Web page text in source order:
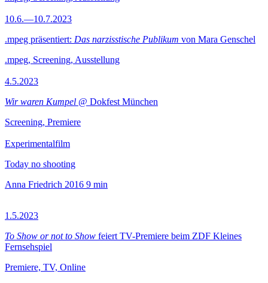
10.6.—10.7.2023
.mpeg präsentiert: Das narzisstische Publikum von Mara Genschel
.mpeg, Screening, Ausstellung
4.5.2023
Wir waren Kumpel @ Dokfest München
Screening, Premiere
Experimentalfilm
Today no shooting
Anna Friedrich 2016 9 min
1.5.2023
To Show or not to Show feiert TV-Premiere beim ZDF Kleines
Fernsehspiel
Premiere, TV, Online